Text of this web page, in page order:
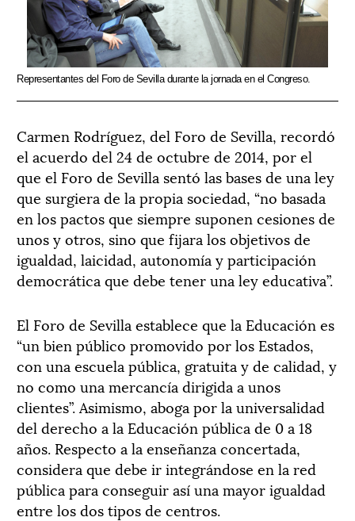
Representantes del Foro de Sevilla durante la jornada en el Congreso.
Carmen Rodríguez, del Foro de Sevilla, recordó
el acuerdo del 24 de octubre de 2014, por el
que el Foro de Sevilla sentó las bases de una ley
que surgiera de la propia sociedad, “no basada
en los pactos que siempre suponen cesiones de
unos y otros, sino que fijara los objetivos de
igualdad, laicidad, autonomía y participación
democrática que debe tener una ley educativa”.
El Foro de Sevilla establece que la Educación es
“un bien público promovido por los Estados,
con una escuela pública, gratuita y de calidad, y
no como una mercancía dirigida a unos
clientes”. Asimismo, aboga por la universalidad
del derecho a la Educación pública de 0 a 18
años. Respecto a la enseñanza concertada,
considera que debe ir integrándose en la red
pública para conseguir así una mayor igualdad
entre los dos tipos de centros.